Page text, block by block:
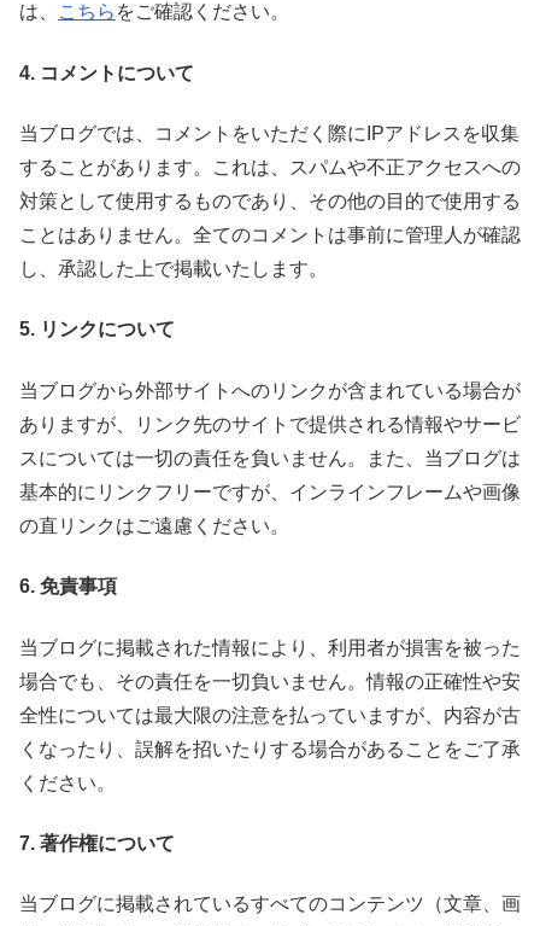
は、
こちら をご確認ください。
4. コメントについて
当ブログでは、コメントをいただく際にIPアドレスを収集
することがあります。これは、スパムや不正アクセスへの
対策として使用するものであり、その他の目的で使用する
ことはありません。全てのコメントは事前に管理人が確認
し、承認した上で掲載いたします。
5. リンクについて
当ブログから外部サイトへのリンクが含まれている場合が
ありますが、リンク先のサイトで提供される情報やサービ
スについては一切の責任を負いません。また、当ブログは
基本的にリンクフリーですが、インラインフレームや画像
の直リンクはご遠慮ください。
6. 免責事項
当ブログに掲載された情報により、利用者が損害を被った
場合でも、その責任を一切負いません。情報の正確性や安
全性については最大限の注意を払っていますが、内容が古
くなったり、誤解を招いたりする場合があることをご了承
ください。
7. 著作権について
当ブログに掲載されているすべてのコンテンツ（文章、画